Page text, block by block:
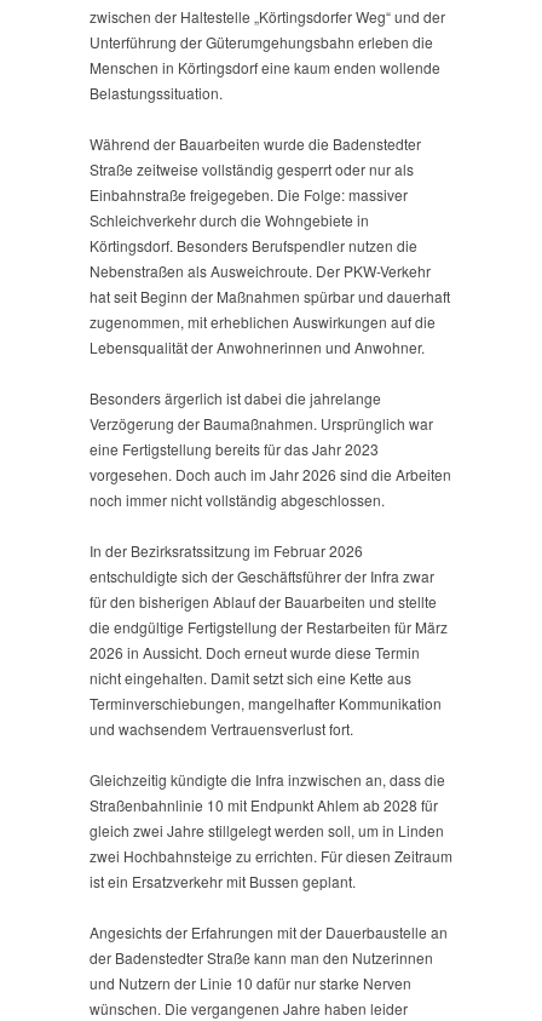
zwischen der Haltestelle „Körtingsdorfer Weg“ und der
Unterführung der Güterumgehungsbahn erleben die
Menschen in Körtingsdorf eine kaum enden wollende
Belastungssituation.
Während der Bauarbeiten wurde die Badenstedter
Straße zeitweise vollständig gesperrt oder nur als
Einbahnstraße freigegeben. Die Folge: massiver
Schleichverkehr durch die Wohngebiete in
Körtingsdorf. Besonders Berufspendler nutzen die
Nebenstraßen als Ausweichroute. Der PKW-Verkehr
hat seit Beginn der Maßnahmen spürbar und dauerhaft
zugenommen, mit erheblichen Auswirkungen auf die
Lebensqualität der Anwohnerinnen und Anwohner.
Besonders ärgerlich ist dabei die jahrelange
Verzögerung der Baumaßnahmen. Ursprünglich war
eine Fertigstellung bereits für das Jahr 2023
vorgesehen. Doch auch im Jahr 2026 sind die Arbeiten
noch immer nicht vollständig abgeschlossen.
In der Bezirksratssitzung im Februar 2026
entschuldigte sich der Geschäftsführer der Infra zwar
für den bisherigen Ablauf der Bauarbeiten und stellte
die endgültige Fertigstellung der Restarbeiten für März
2026 in Aussicht. Doch erneut wurde diese Termin
nicht eingehalten. Damit setzt sich eine Kette aus
Terminverschiebungen, mangelhafter Kommunikation
und wachsendem Vertrauensverlust fort.
Gleichzeitig kündigte die Infra inzwischen an, dass die
Straßenbahnlinie 10 mit Endpunkt Ahlem ab 2028 für
gleich zwei Jahre stillgelegt werden soll, um in Linden
zwei Hochbahnsteige zu errichten. Für diesen Zeitraum
ist ein Ersatzverkehr mit Bussen geplant.
Angesichts der Erfahrungen mit der Dauerbaustelle an
der Badenstedter Straße kann man den Nutzerinnen
und Nutzern der Linie 10 dafür nur starke Nerven
wünschen. Die vergangenen Jahre haben leider